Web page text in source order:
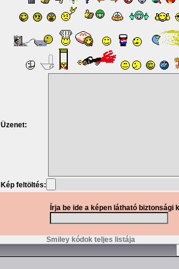
Üzenet:
Kép feltöltés:
Írja be ide a képen látható biztonsági
Smiley kódok teljes listája